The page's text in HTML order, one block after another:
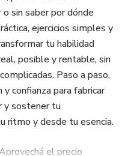
sin saber por dónde
ejercicios simples y
tu habilidad
posible y rentable, sin
Paso a paso,
y confianza para fabricar
y sostener tu
ritmo y desde tu esencia.
el precio